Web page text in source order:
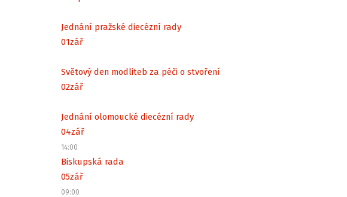
Jednání pražské diecézní rady
01zář
Světový den modliteb za péči o stvoření
02zář
Jednání olomoucké diecézní rady
04zář
14:00
Biskupská rada
05zář
09:00